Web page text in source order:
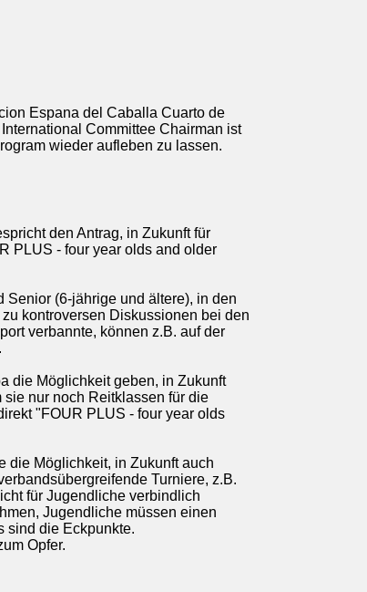
Espana del Caballa Cuarto de
Committee Chairman ist
wieder aufleben zu lassen.
den Antrag, in Zukunft für
PLUS - four year olds and older
Senior (6-jährige und ältere), in den
kontroversen Diskussionen bei den
verbannte, können z.B. auf der
die Möglichkeit geben, in Zukunft
nur noch Reitklassen für die
"FOUR PLUS - four year olds
die Möglichkeit, in Zukunft auch
Turniere, z.B.
für Jugendliche verbindlich
Jugendliche müssen einen
sind die Eckpunkte.
Opfer.